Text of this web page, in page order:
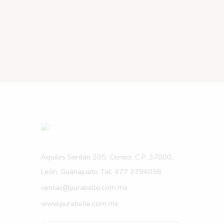
Aquiles Serdán 205, Centro, C.P. 37000,
León, Guanajuato Tel. 477 3794056
ventas@purabelle.com.mx
www.purabelle.com.mx